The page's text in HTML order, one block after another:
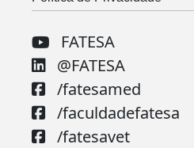
FATESA
@FATESA
/fatesamed
/faculdadefatesa
/fatesavet